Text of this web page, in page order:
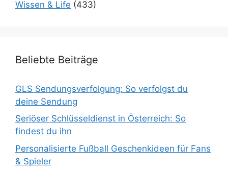
Wissen & Life (433)
Beliebte Beiträge
GLS Sendungsverfolgung: So verfolgst du
deine Sendung
Seriöser Schlüsseldienst in Österreich: So
findest du ihn
Personalisierte Fußball Geschenkideen für Fans
& Spieler